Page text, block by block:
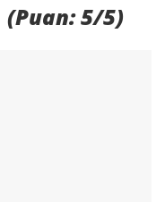
(Puan: 5/5)